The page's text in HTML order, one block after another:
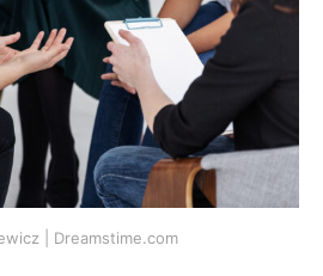
| Dreamstime.com